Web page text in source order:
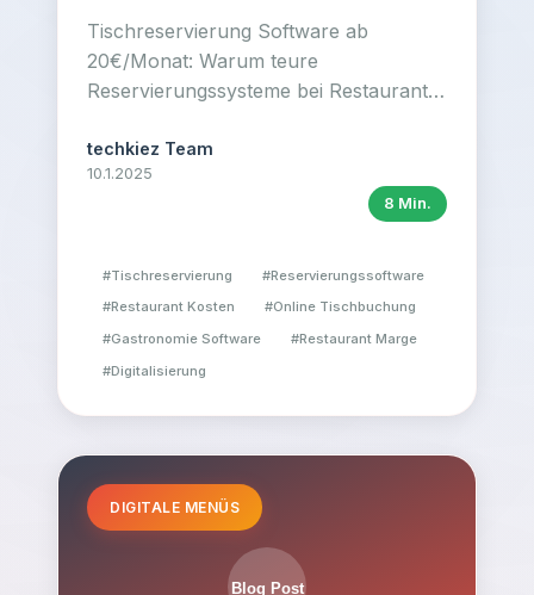
Gewinn bei kleinen Margen
Tischreservierung Software ab
20€/Monat: Warum teure
Reservierungssysteme bei Restaurant-
Preisvergleich + ROI-Rechnung für
Gastronomen.
techkiez Team
10.1.2025
8 Min.
#Tischreservierung #Reservierungssoftware
#Restaurant Kosten #Online Tischbuchung
#Gastronomie Software #Restaurant Marge
#Digitalisierung
DIGITALE MENÜS